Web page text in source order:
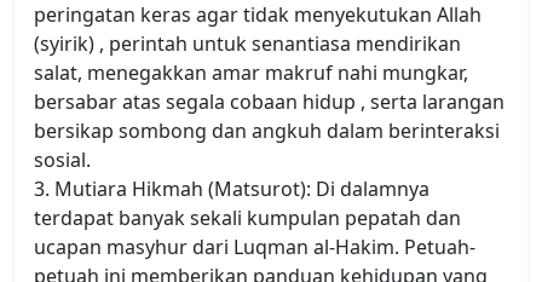
peringatan keras agar tidak menyekutukan Allah
(syirik) , perintah untuk senantiasa mendirikan
salat, menegakkan amar makruf nahi mungkar,
bersabar atas segala cobaan hidup , serta larangan
bersikap sombong dan angkuh dalam berinteraksi
sosial.
3. Mutiara Hikmah (Matsurot): Di dalamnya
terdapat banyak sekali kumpulan pepatah dan
ucapan masyhur dari Luqman al-Hakim. Petuah-
petuah ini memberikan panduan kehidupan yang